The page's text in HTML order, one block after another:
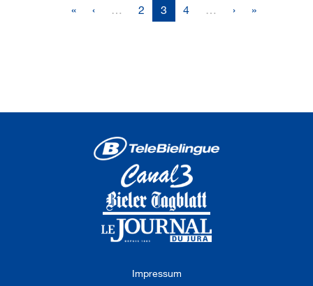
« ‹ 2 3 4 › »
Impressum